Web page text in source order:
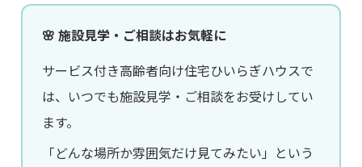
🌸 施設見学・ご相談はお気軽に
サービス付き高齢者向け住宅ひいらぎハウスで
は、いつでも施設見学・ご相談をお受けしてい
ます。
「どんな場所か雰囲気だけ見てみたい」という